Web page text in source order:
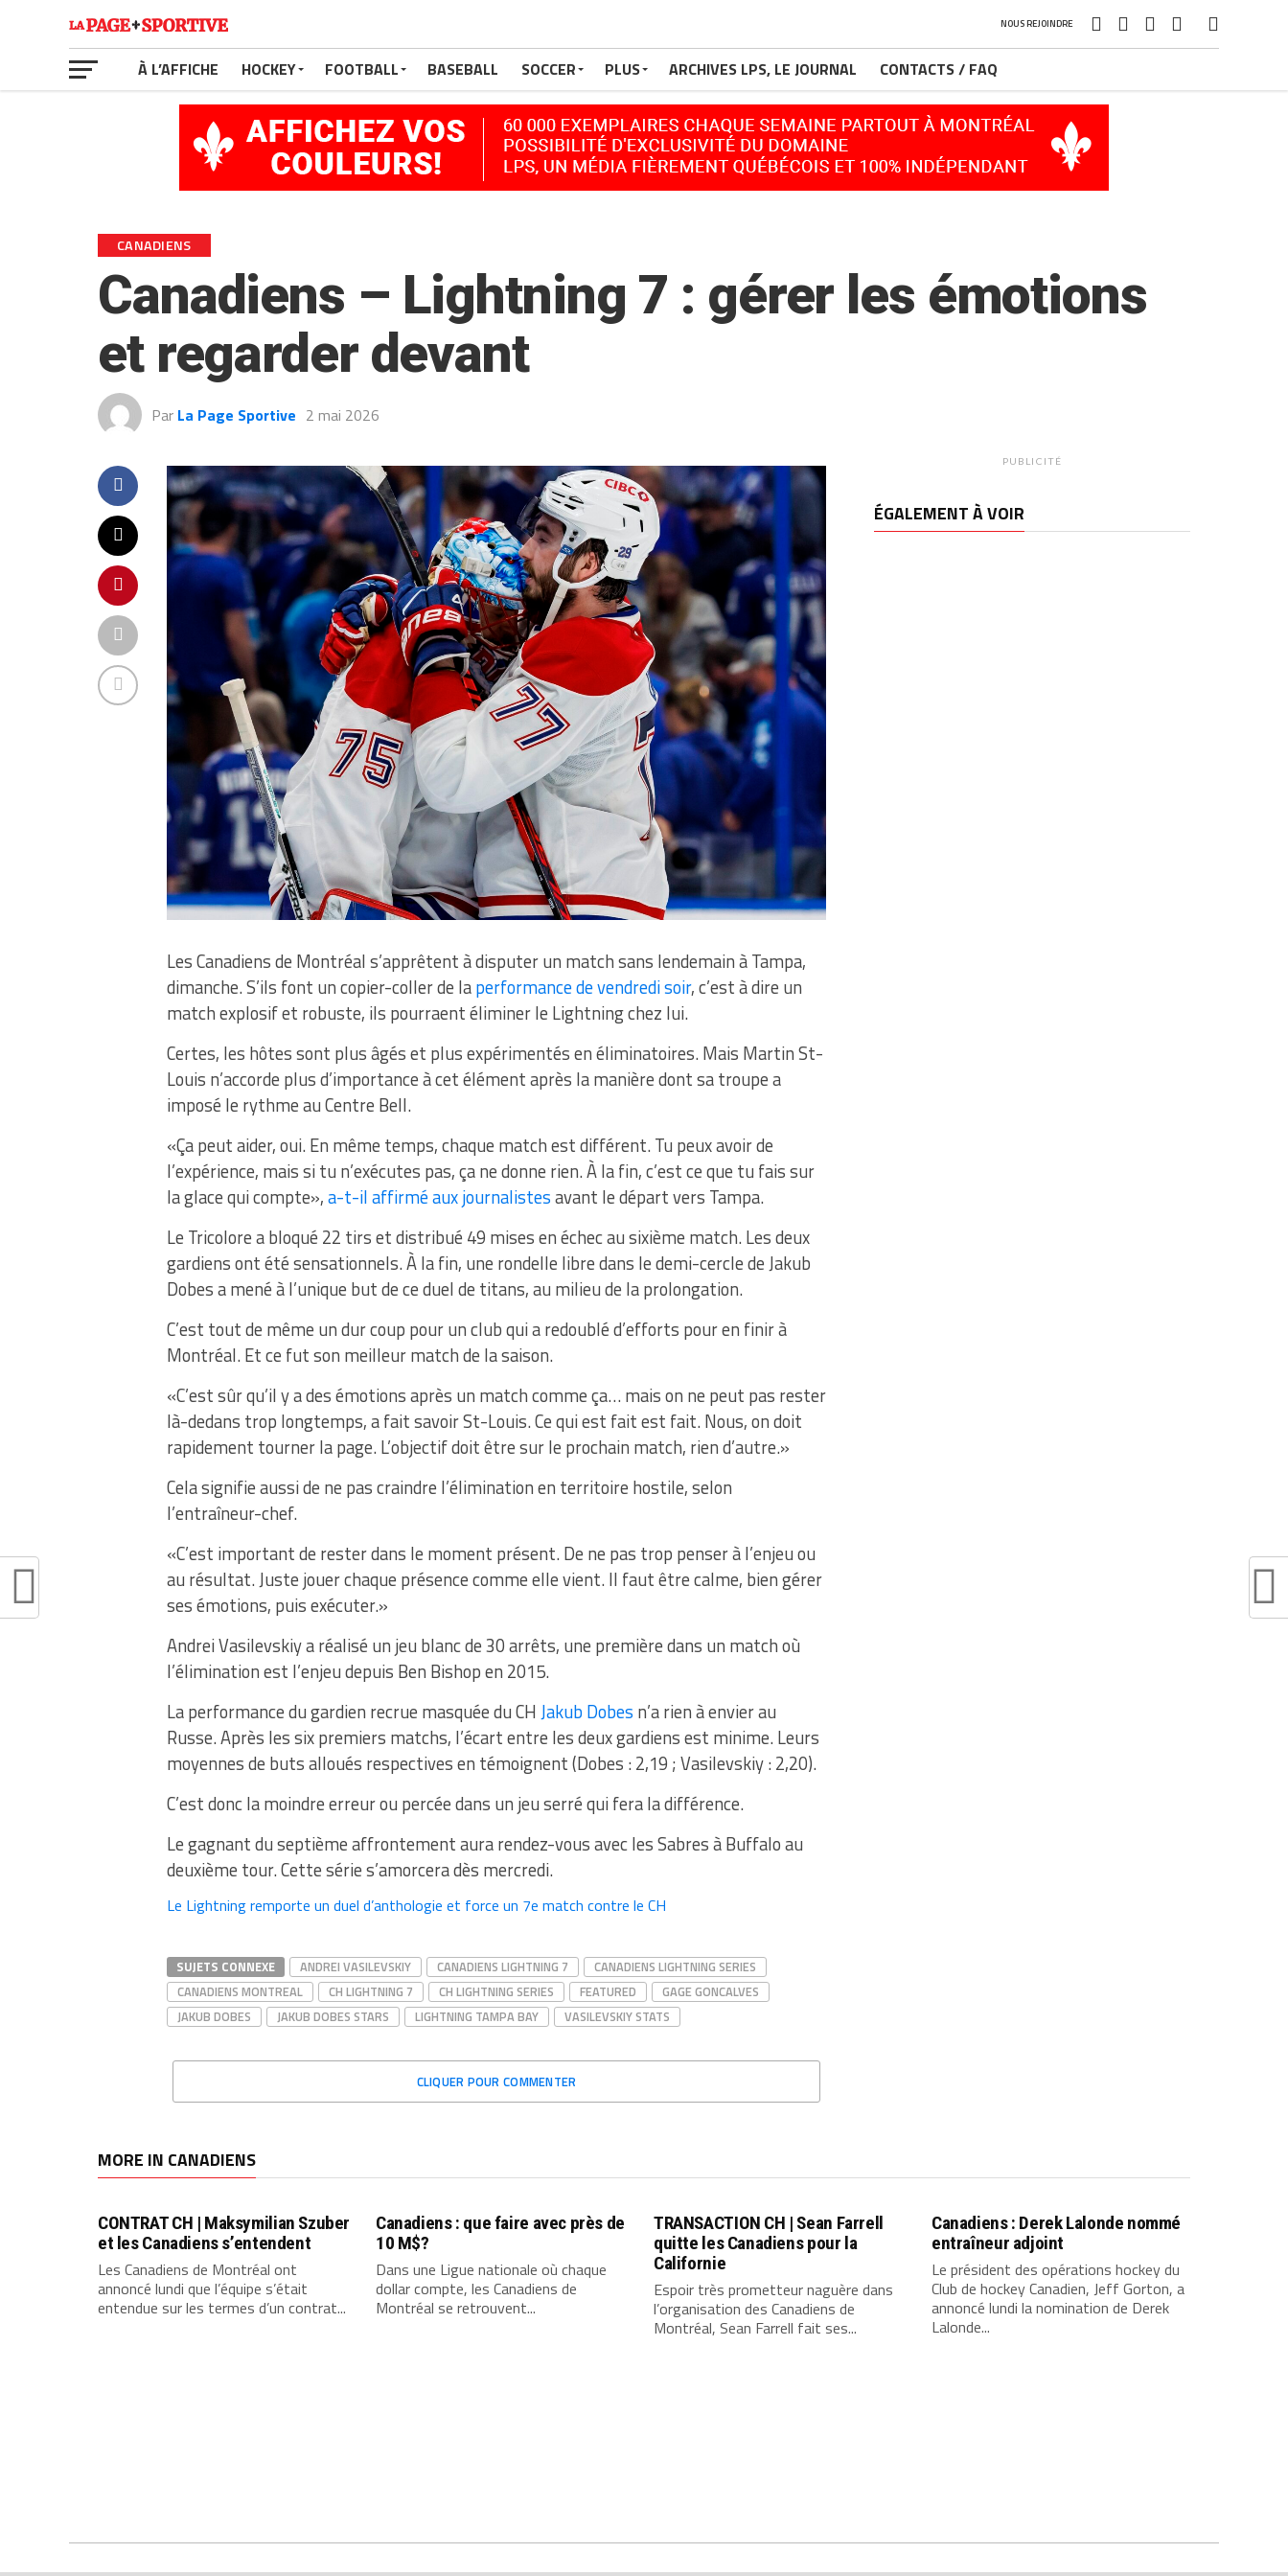
NOUS REJOINDRE
À L’AFFICHE HOCKEY FOOTBALL BASEBALL SOCCER PLUS ARCHIVES LPS, LE JOURNAL CONTACTS / FAQ
CANADIENS
Canadiens – Lightning 7 : gérer les émotions
et regarder devant
Par La Page Sportive 2 mai 2026
Les Canadiens de Montréal s’apprêtent à disputer un match sans lendemain à Tampa,
dimanche. S’ils font un copier-coller de laperformance de vendredi soir, c’est à dire un
match explosif et robuste, ils pourraent éliminer le Lightning chez lui.
Certes, les hôtes sont plus âgés et plus expérimentés en éliminatoires. Mais Martin St-
Louis n’accorde plus d’importance à cet élément après la manière dont sa troupe a
imposé le rythme au Centre Bell.
«Ça peut aider, oui. En même temps, chaque match est différent. Tu peux avoir de
l’expérience, mais si tu n’exécutes pas, ça ne donne rien. À la fin, c’est ce que tu fais sur
la glace qui compte»,a-t-il affirmé aux journalistesavant le départ vers Tampa.
Le Tricolore a bloqué 22 tirs et distribué 49 mises en échec au sixième match. Les deux
gardiens ont été sensationnels. À la fin, une rondelle libre dans le demi-cercle de Jakub
Dobes a mené à l’unique but de ce duel de titans, au milieu de la prolongation.
C’est tout de même un dur coup pour un club qui a redoublé d’efforts pour en finir à
Montréal. Et ce fut son meilleur match de la saison.
«C’est sûr qu’il y a des émotions après un match comme ça… mais on ne peut pas rester
là-dedans trop longtemps, a fait savoir St-Louis. Ce qui est fait est fait. Nous, on doit
rapidement tourner la page. L’objectif doit être sur le prochain match, rien d’autre.»
Cela signifie aussi de ne pas craindre l’élimination en territoire hostile, selon
l’entraîneur-chef.
«C’est important de rester dans le moment présent. De ne pas trop penser à l’enjeu ou
au résultat. Juste jouer chaque présence comme elle vient. Il faut être calme, bien gérer
ses émotions, puis exécuter.»
Andrei Vasilevskiy a réalisé un jeu blanc de 30 arrêts, une première dans un match où
l’élimination est l’enjeu depuis Ben Bishop en 2015.
La performance du gardien recrue masquée du CH Jakub Dobes n’a rien à envier au
Russe. Après les six premiers matchs, l’écart entre les deux gardiens est minime. Leurs
moyennes de buts alloués respectives en témoignent (Dobes : 2,19 ; Vasilevskiy : 2,20).
C’est donc la moindre erreur ou percée dans un jeu serré qui fera la différence.
Le gagnant du septième affrontement aura rendez-vous avec les Sabres à Buffalo au
deuxième tour. Cette série s’amorcera dès mercredi.
Le Lightning remporte un duel d’anthologie et force un 7e match contre le CH
SUJETS CONNEXE ANDREI VASILEVSKIY CANADIENS LIGHTNING 7
CANADIENS LIGHTNING SERIES
CANADIENS MONTREAL
CH LIGHTNING 7 CH LIGHTNING SERIES FEATURED
GAGE GONCALVES
JAKUB DOBES
JAKUB DOBES STARS LIGHTNING TAMPA BAY VASILEVSKIY STATS
CLIQUER POUR COMMENTER
PUBLICITÉ
ÉGALEMENT À VOIR
MORE IN CANADIENS
CONTRAT CH | Maksymilian Szuber
et les Canadiens s’entendent
Les Canadiens de Montréal ont
annoncé lundi que l’équipe s’était
entendue sur les termes d’un contrat...
Canadiens : que faire avec près de
10 M$?
Dans une Ligue nationale où chaque
dollar compte, les Canadiens de
Montréal se retrouvent...
TRANSACTION CH | Sean Farrell
quitte les Canadiens pour la
Californie
Espoir très prometteur naguère dans
l’organisation des Canadiens de
Montréal, Sean Farrell fait ses...
Canadiens : Derek Lalonde nommé
entraîneur adjoint
Le président des opérations hockey du
Club de hockey Canadien, Jeff Gorton, a
annoncé lundi la nomination de Derek
Lalonde...